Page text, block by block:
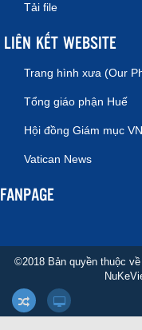
Tải file
LIÊN KẾT WEBSITE
Trang hình xưa (Our
Tổng giáo phận Huế
Hội đồng Giám mục VN
Vatican News
FANPAGE
©2018 Bản quyền thuộc